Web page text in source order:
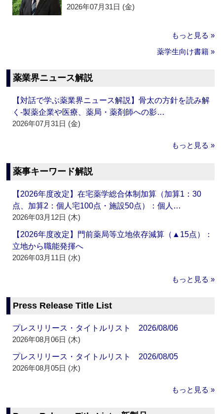
2026年07月31日 (金)
もっと見る »
薬学生向け書籍 »
薬業界ニュース解説
【対話で学ぶ薬業界ニュース解説】骨太の方針を読み解
く‐製薬企業や医療、薬局・薬剤師への影…
2026年07月31日 (金)
もっと見る »
薬事キーワード解説
【2026年度改定】在宅薬学総合体制加算（加算1：30
点、加算2：個人宅100点・施設50点）：個人…
2026年03月12日 (木)
【2026年度改定】門前薬局等立地依存減算（▲15点）：
立地から職能発揮へ
2026年03月11日 (水)
もっと見る »
Press Release Title List
プレスリリース・タイトルリスト 2026/08/06
2026年08月06日 (木)
プレスリリース・タイトルリスト 2026/08/05
2026年08月05日 (水)
もっと見る »